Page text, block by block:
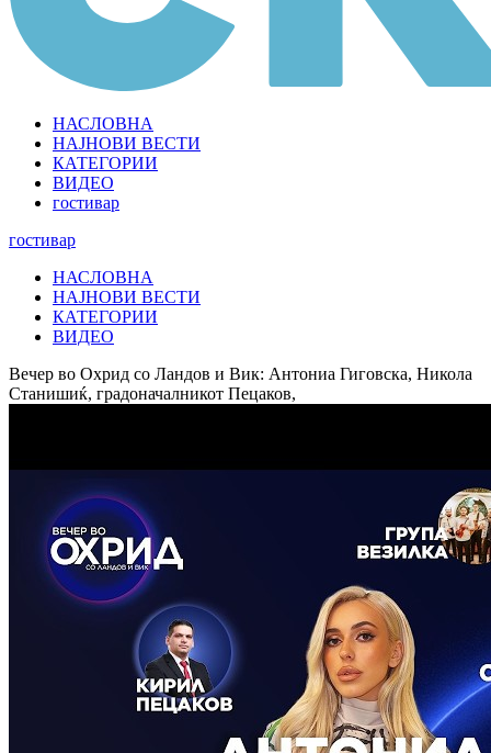
НАСЛОВНА
НАЈНОВИ ВЕСТИ
КАТЕГОРИИ
ВИДЕО
гостивар
гостивар
НАСЛОВНА
НАЈНОВИ ВЕСТИ
КАТЕГОРИИ
ВИДЕО
Вечер во Охрид со Ландов и Вик: Антониа Гиговска, Никола
Станишиќ, градоначалникот Пецаков,